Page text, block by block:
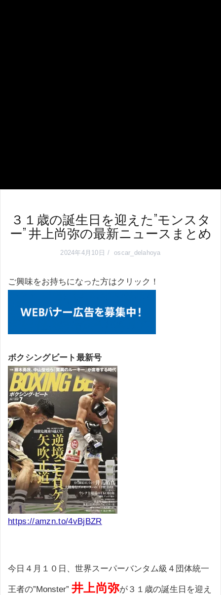
３１歳の誕生日を迎えた”モンスタ
ー” 井上尚弥の最新ニュースまとめ
2024年4月10日 oscar_delahoya
ご興味をお持ちになった方はクリック！
ボクシングビート最新号
https://amzn.to/4vBjBZR
今日４月１０日、世界スーパーバンタム級４団体統一
王者の”Monster” 井上尚弥が３１歳の誕生日を迎え